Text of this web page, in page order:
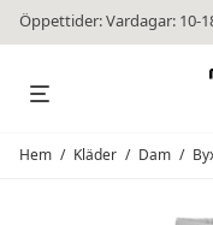
Öppettider: Vardagar: 10-
Hem / Kläder / Dam /